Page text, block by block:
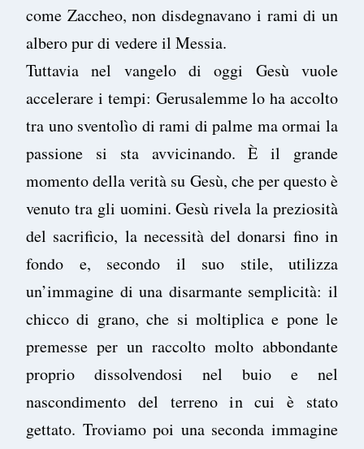
come Zaccheo, non disdegnavano i rami di un
albero pur di vedere il Messia.
Tuttavia nel vangelo di oggi Gesù vuole
accelerare i tempi: Gerusalemme lo ha accolto
tra uno sventolìo di rami di palme ma ormai la
passione si sta avvicinando. È il grande
momento della verità su Gesù, che per questo è
venuto tra gli uomini. Gesù rivela la preziosità
del sacrificio, la necessità del donarsi fino in
fondo e, secondo il suo stile, utilizza
un’immagine di una disarmante semplicità: il
chicco di grano, che si moltiplica e pone le
premesse per un raccolto molto abbondante
proprio dissolvendosi nel buio e nel
nascondimento del terreno in cui è stato
gettato. Troviamo poi una seconda immagine